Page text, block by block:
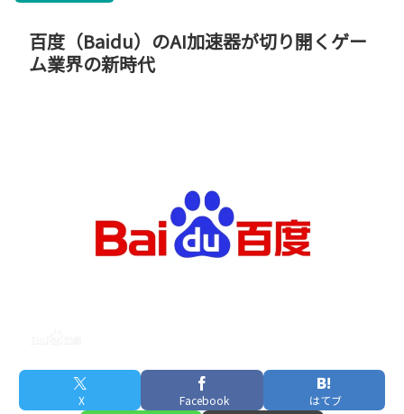
百度（Baidu）のAI加速器が切り開くゲー
ム業界の新時代
X Facebook はてブ